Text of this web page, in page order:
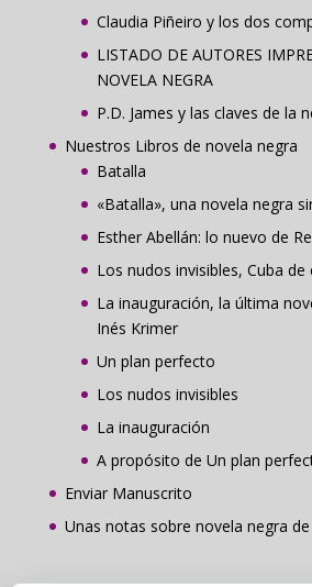
Claudia Piñeiro y los dos
LISTADO DE AUTORES
NOVELA NEGRA
P.D. James y las claves de la
Nuestros Libros de novela negra
Batalla
«Batalla», una novela negra
Esther Abellán: lo nuevo de
Los nudos invisibles, Cuba de
La inauguración, la última
Inés Krimer
Un plan perfecto
Los nudos invisibles
La inauguración
A propósito de Un plan
Enviar Manuscrito
Unas notas sobre novela negra